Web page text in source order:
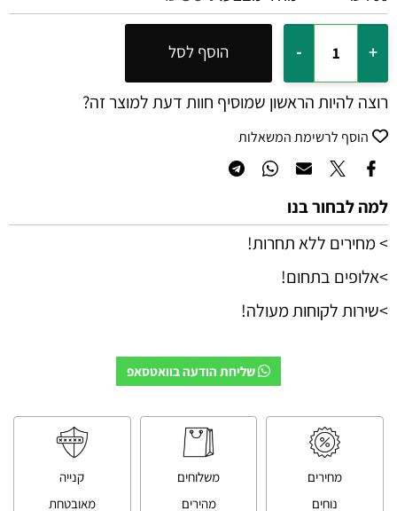
הוסף לסל
רוצה להיות הראשון שמוסיף חוות דעת למוצר זה?
הוסף לרשימת המשאלות
למה לבחור בנו
> מחירים ללא תחרות!
>אלופים בתחום!
>שירות לקוחות מעולה!
שליחת הודעה בוואטסאפ
מחירים
נוחים
משלוחים
מהירים
קנייה
מאובטחת